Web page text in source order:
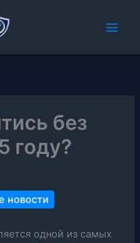
без
году?
новости
одной из самых